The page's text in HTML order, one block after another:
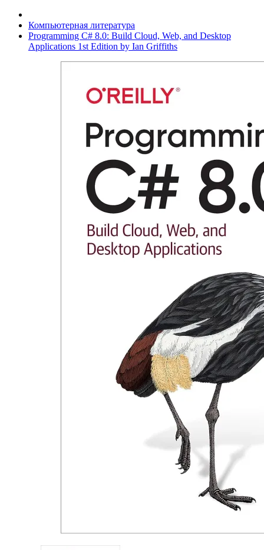
Компьютерная литература
Programming C# 8.0: Build Cloud, Web, and Desktop
Applications 1st Edition by Ian Griffiths